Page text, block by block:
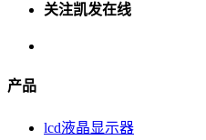
关注凯发在线
产品
lcd液晶显示器